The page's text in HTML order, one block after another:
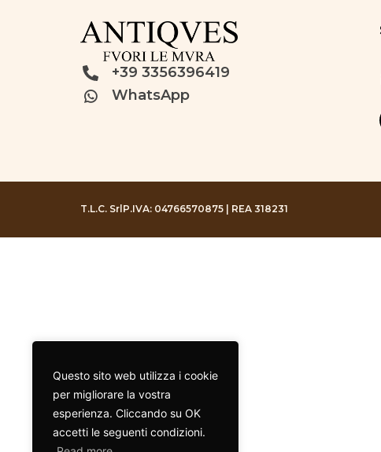
Questo sito web utilizza i cookie
per migliorare la vostra
esperienza. Cliccando su OK
accetti le seguenti condizioni.
+39 3356396419
WhatsApp
T.L.C. Srl P.IVA: 04766570875 | REA 318231